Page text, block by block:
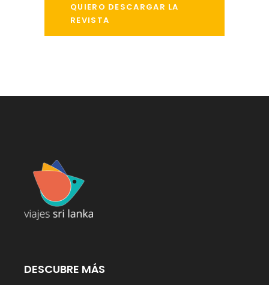
QUIERO DESCARGAR LA
REVISTA
DESCUBRE MÁS